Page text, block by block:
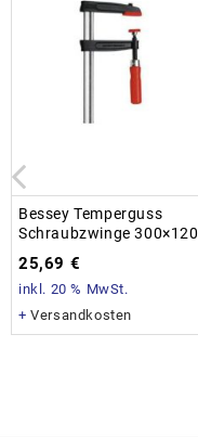
Bessey Temperguss
Schraubzwinge 300×120
25,69 €
inkl. 20 % MwSt.
+Versandkosten